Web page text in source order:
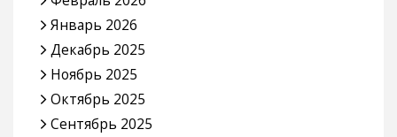
Январь 2026
Декабрь 2025
Ноябрь 2025
Октябрь 2025
Сентябрь 2025